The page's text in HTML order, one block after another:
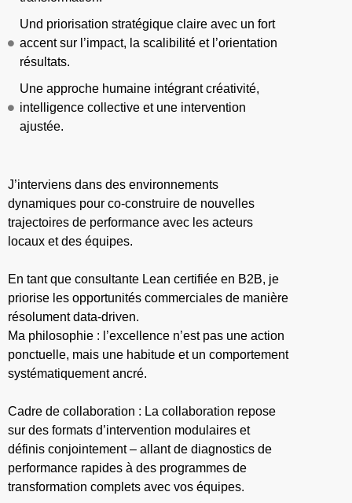
Und priorisation stratégique claire avec un fort
accent sur l’impact, la scalibilité et l’orientation
résultats.
Une approche humaine intégrant créativité,
intelligence collective et une intervention
ajustée.
J’interviens dans des environnements
dynamiques pour co-construire de nouvelles
trajectoires de performance avec les acteurs
locaux et des équipes.
En tant que consultante Lean certifiée en B2B, je
priorise les opportunités commerciales de manière
résolument data-driven.
Ma philosophie : l’excellence n’est pas une action
ponctuelle, mais une habitude et un comportement
systématiquement ancré.
Cadre de collaboration : La collaboration repose
sur des formats d’intervention modulaires et
définis conjointement – allant de diagnostics de
performance rapides à des programmes de
transformation complets avec vos équipes.